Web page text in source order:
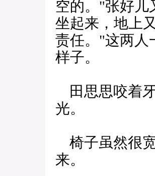
空的。"张好儿
坐起来，地上
责任。"这两人
样子。
田思思咬着
光。
椅子虽然很
来。